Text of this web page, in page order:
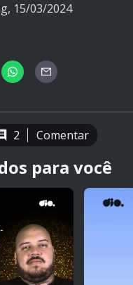
, 15/03/2024
2 Comentar
para você